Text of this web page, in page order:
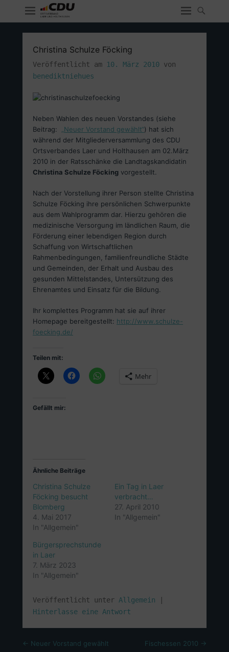
Christina Schulze Föcking
Veröffentlicht am 10. März 2010 von
benediktniehues
Neben Wahlen des neuen Vorstandes (siehe
Beitrag:
„Neuer Vorstand gewählt“) hat sich
während der Mitgliederversammlung des CDU
Ortsverbandes Laer und Holthausen am 02.März
2010 in der Ratsschänke die Landtagskandidatin
Christina Schulze Föcking vorgestellt.
Nach der Vorstellung ihrer Person stellte Christina
Schulze Föcking ihre persönlichen Schwerpunkte
aus dem Wahlprogramm dar. Hierzu gehören die
medizinische Versorgung im ländlichen Raum, die
Förderung einer lebendigen Region durch
Schaffung von Wirtschaftlichen
Rahmenbedingungen, familienfreundliche Städte
und Gemeinden, der Erhalt und Ausbau des
gesunden Mittelstandes, Untersützung des
Ehrenamtes und Einsatz für die Bildung.
Ihr komplettes Programm hat sie auf ihrer
Homepage bereitgestellt: http://www.schulze-
foecking.de/
Teilen mit:
Mehr
Gefällt mir:
Ähnliche Beiträge
Christina Schulze
Föcking besucht
Blomberg
4. Mai 2017
In "Allgemein"
Ein Tag in Laer
verbracht…
27. April 2010
In "Allgemein"
Bürgersprechstunde
in Laer
7. März 2023
In "Allgemein"
Veröffentlicht unter Allgemein
Hinterlasse eine Antwort
Beitragsnavigation
← Neuer Vorstand gewählt Fischessen 2010 →